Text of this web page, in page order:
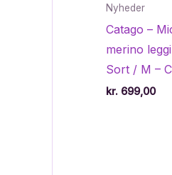
Nyheder
Catago –
merino
Sort / M –
kr. 699,00